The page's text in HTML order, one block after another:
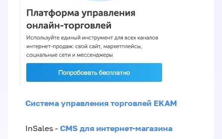
Система управления торговлей EKAM
InSales - CMS для интернет-магазина